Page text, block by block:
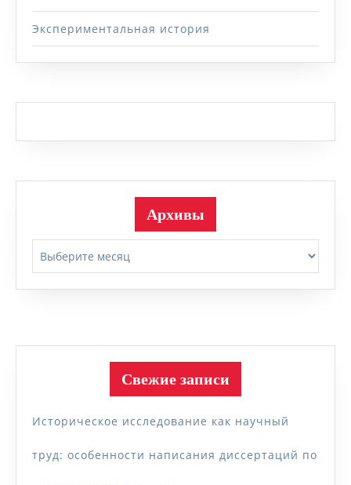
Экспериментальная история
Архивы
Свежие записи
Историческое исследование как научный
труд: особенности написания диссертаций по